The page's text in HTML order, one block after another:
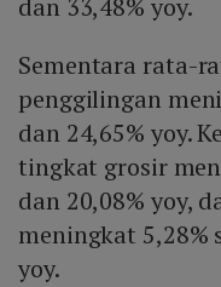
dan 33,48% yoy.
Sementara rata-
penggilingan
dan 24,65% yoy.
tingkat grosir
dan 20,08% yoy,
meningkat 5,28%
yoy.